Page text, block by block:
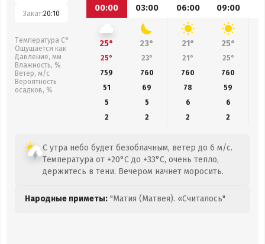
Закат:20:10
Температура С°
Ощущается как
Давление, мм
Влажность, %
Ветер, м/с
Вероятность
осадков, %
00:00
03:00 06:00 09:00
25° 23° 21° 25°
25° 23° 21° 25°
759
760 760 760
51
69 78 59
5
5 6
6
2
2 2 2
С утра небо будет безоблачным, ветер до 6 м/с.
Температура от +20°C до +33°C, очень тепло,
держитесь в тени. Вечером начнет моросить.
Народные приметы: "Матия (Матвея). «Считалось"